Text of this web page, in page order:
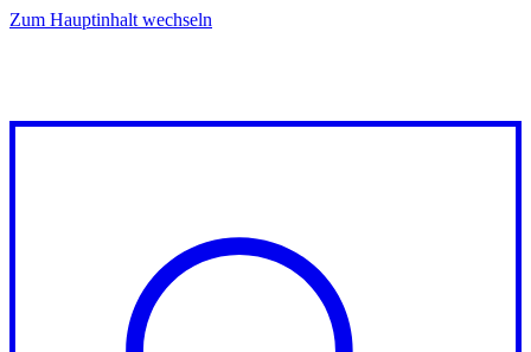
Zum Hauptinhalt wechseln